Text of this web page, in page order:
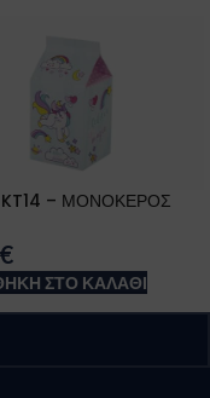
KT14 – ΜΟΝΟΚΕΡΟΣ
€
ΣΤΟ ΚΑΛΆΘΙ